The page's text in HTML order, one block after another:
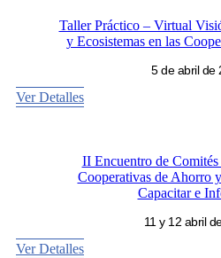
Taller Práctico – Virtual
y Ecosistemas en las
5 de abril de
Ver Detalles
II Encuentro de
Cooperativas de Ahorro
Capacitar e
11 y 12 abril
Ver Detalles